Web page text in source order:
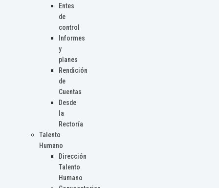
Entes
de
control
Informes
y
planes
Rendición
de
Cuentas
Desde
la
Rectoría
Talento
Humano
Dirección
Talento
Humano